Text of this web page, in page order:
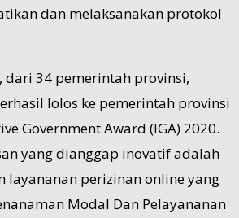
dan melaksanakan protokol
dari 34 pemerintah provinsi,
lolos ke pemerintah provinsi
Government Award (IGA) 2020.
yang dianggap inovatif adalah
layananan perizinan online yang
Modal Dan Pelayananan